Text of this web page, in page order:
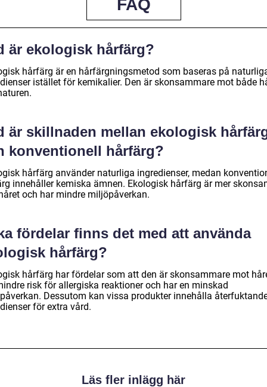
FAQ
är ekologisk hårfärg?
hårfärg är en hårfärgningsmetod som baseras på
istället för kemikalier. Den är skonsammare mot både
är skillnaden mellan ekologisk
konventionell hårfärg?
hårfärg använder naturliga ingredienser, medan
innehåller kemiska ämnen. Ekologisk hårfärg är mer
och har mindre miljöpåverkan.
fördelar finns det med att använda
hårfärg?
hårfärg har fördelar som att den är skonsammare mot
risk för allergiska reaktioner och har en minskad
Dessutom kan vissa produkter innehålla
för extra vård.
Läs fler inlägg här